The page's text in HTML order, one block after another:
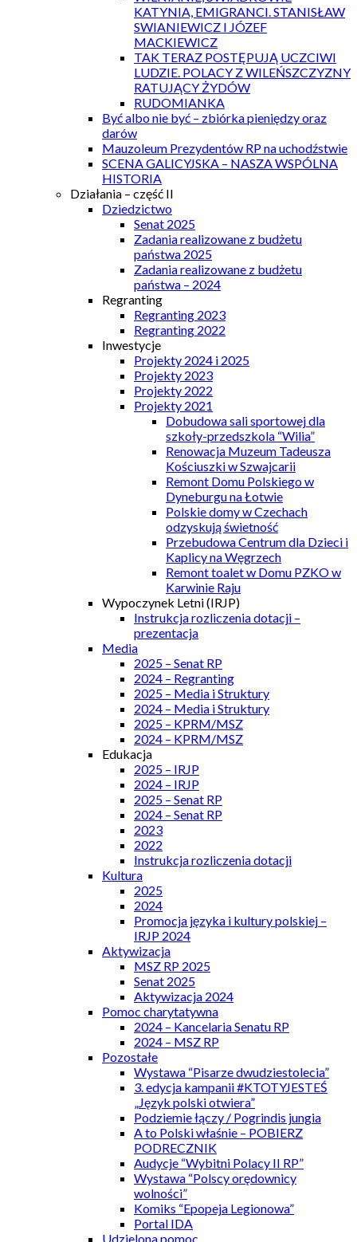
KATYNIA, EMIGRANCI. STANISŁAW
SWIANIEWICZ I JÓZEF
MACKIEWICZ
TAK TERAZ POSTĘPUJĄ UCZCIWI
LUDZIE. POLACY Z WILEŃSZCZYZNY
RATUJĄCY ŻYDÓW
RUDOMIANKA
Być albo nie być – zbiórka pieniędzy oraz
darów
Mauzoleum Prezydentów RP na uchodźstwie
SCENA GALICYJSKA – NASZA WSPÓLNA
HISTORIA
Działania – część II
Dziedzictwo
Senat 2025
Zadania realizowane z budżetu
państwa 2025
Zadania realizowane z budżetu
państwa – 2024
Regranting
Regranting 2023
Regranting 2022
Inwestycje
Projekty 2024 i 2025
Projekty 2023
Projekty 2022
Projekty 2021
Dobudowa sali sportowej dla
szkoły-przedszkola “Wilia”
Renowacja Muzeum Tadeusza
Kościuszki w Szwajcarii
Remont Domu Polskiego w
Dyneburgu na Łotwie
Polskie domy w Czechach
odzyskują świetność
Przebudowa Centrum dla Dzieci i
Kaplicy na Węgrzech
Remont toalet w Domu PZKO w
Karwinie Raju
Wypoczynek Letni (IRJP)
Instrukcja rozliczenia dotacji –
prezentacja
Media
2025 – Senat RP
2024 – Regranting
2025 – Media i Struktury
2024 – Media i Struktury
2025 – KPRM/MSZ
2024 – KPRM/MSZ
Edukacja
2025 – IRJP
2024 – IRJP
2025 – Senat RP
2024 – Senat RP
2023
2022
Instrukcja rozliczenia dotacji
Kultura
2025
2024
Promocja języka i kultury polskiej –
IRJP 2024
Aktywizacja
MSZ RP 2025
Senat 2025
Aktywizacja 2024
Pomoc charytatywna
2024 – Kancelaria Senatu RP
2024 – MSZ RP
Pozostałe
Wystawa “Pisarze dwudziestolecia”
3. edycja kampanii #KTOTYJESTEŚ
„Język polski otwiera”
Podziemie łączy / Pogrindis jungia
A to Polski właśnie – POBIERZ
PODRECZNIK
Audycje “Wybitni Polacy II RP”
Wystawa “Polscy orędownicy
wolności”
Komiks “Epopeja Legionowa”
Portal IDA
Udzielona pomoc